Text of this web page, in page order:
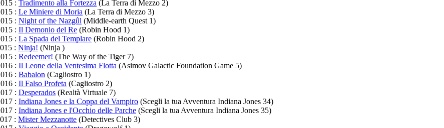
: Tradimento alla Fortezza (La Terra di Mezzo 2)
: Le Miniere di Moria (La Terra di Mezzo 3)
: Night of the Nazgûl (Middle-earth Quest 1)
: Il Demonio del Re (Robin Hood 1)
: La Spada del Templare (Robin Hood 2)
: Ninja! (Ninja )
: Redeemer! (The Way of the Tiger 7)
: Il Leone della Ventesima Flotta (Asimov Galactic Foundation Game 5)
: Babalon (Cagliostro 1)
: Il Falso Profeta (Cagliostro 2)
: Desperados (Realtà Virtuale 7)
: Indiana Jones e la Coppa del Vampiro (Scegli la tua Avventura Indiana Jones 34)
: Indiana Jones e l'Occhio delle Parche (Scegli la tua Avventura Indiana Jones 35)
: Mister Mezzanotte (Detectives Club 3)